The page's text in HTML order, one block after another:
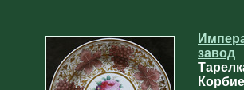
завод